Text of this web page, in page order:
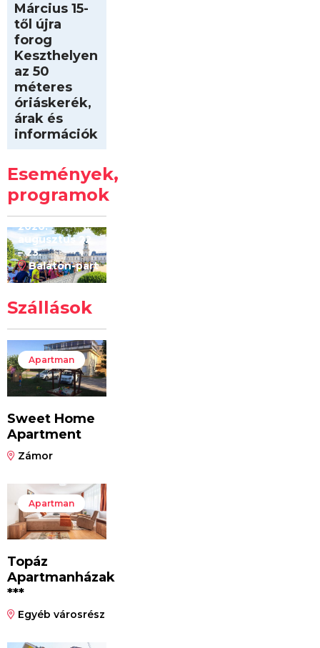
Március 15-
től újra
forog
Keszthelyen
az 50
méteres
óriáskerék,
árak és
információk
Események,
programok
Kilóméterek
2026
2026.
augusztus 22
– 23.
Balaton-part
Szállások
Apartman
Sweet Home
Apartment
Zámor
Apartman
Topáz
Apartmanházak
***
Egyéb városrész